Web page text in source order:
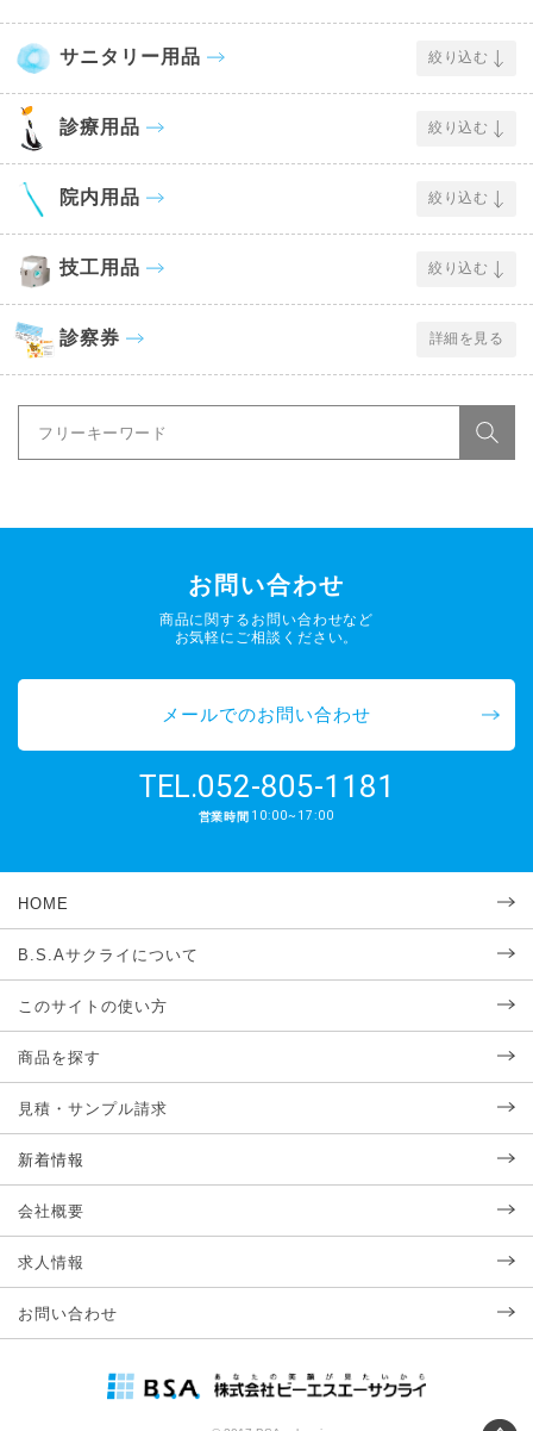
サニタリー用品 絞り込む
診療用品 絞り込む
院内用品 絞り込む
技工用品 絞り込む
診察券 詳細を見る
お問い合わせ
商品に関するお問い合わせなど
お気軽にご相談ください。
メールでのお問い合わせ
TEL.052-805-1181
営業時間 10:00~17:00
HOME
B.S.Aサクライについて
このサイトの使い方
商品を探す
見積・サンプル請求
新着情報
会社概要
求人情報
お問い合わせ